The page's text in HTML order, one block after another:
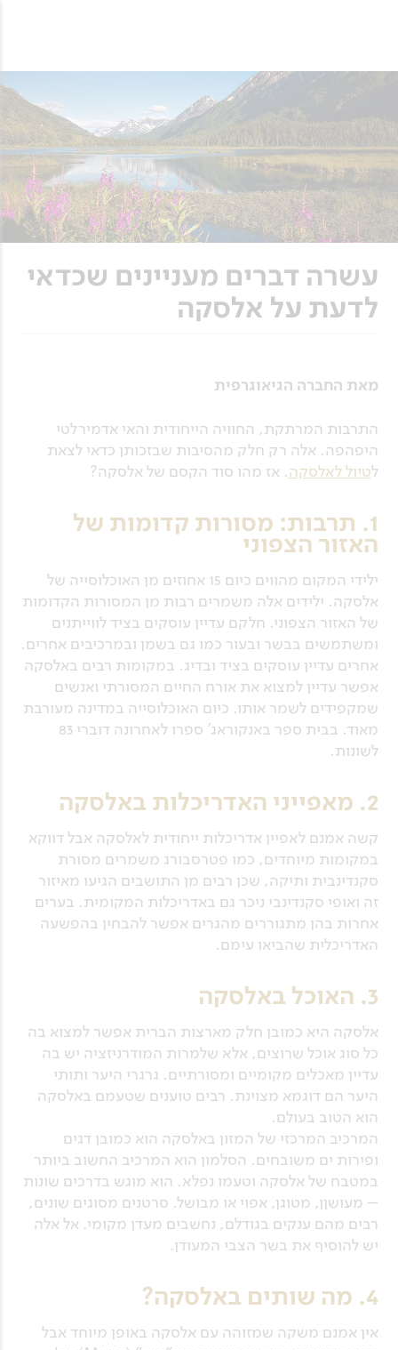
עשרה דברים מעניינים שכדאי
לדעת על אלסקה
מאת החברה הגיאוגרפית
התרבות המרתקת, החוויה הייחודית והאי אדמירלטי
היפהפה. אלה רק חלק מהסיבות שבזכותן כדאי לצאת
לטיול לאלסקה. אז מהו סוד הקסם של אלסקה?
1. תרבות: מסורות קדומות של
האזור הצפוני
ילידי המקום מהווים כיום 15 אחוזים מן האוכלוסייה של
אלסקה. ילידים אלה משמרים רבות מן המסורות הקדומות
של האזור הצפוני. חלקם עדיין עוסקים בציד לווייתנים
ומשתמשים בבשר ובעור כמו גם בשמן ובמרכיבים אחרים.
אחרים עדיין עוסקים בציד ובדיג. במקומות רבים באלסקה
אפשר עדיין למצוא את אורח החיים המסורתי ואנשים
שמקפידים לשמר אותו. כיום האוכלוסייה במדינה מעורבת
מאוד. בבית ספר באנקוראג' ספרו לאחרונה דוברי 83
לשונות.
2. מאפייני האדריכלות באלסקה
קשה אמנם לאפיין אדריכלות ייחודית לאלסקה אבל דווקא
במקומות מיוחדים, כמו פטרסבורג משמרים מסורת
סקנדינבית ותיקה, שכן רבים מן התושבים הגיעו מאיזור
זה ואופי סקנדינבי ניכר גם באדריכלות המקומית. בערים
אחרות בהן מתגוררים מהגרים אפשר להבחין בהפשעה
האדריכלית שהביאו עימם.
3. האוכל באלסקה
אלסקה היא כמובן חלק מארצות הברית אפשר למצוא בה
כל סוג אוכל שרוצים, אלא שלמרות המודרניזציה יש בה
עדיין מאכלים מקומיים ומסורתיים. גרגרי היער ותותי
היער הם דוגמא מצוינת. רבים טוענים שטעמם באלסקה
הוא הטוב בעולם.
המרכיב המרכזי של המזון באלסקה הוא כמובן דגים
ופירות ים משובחים. הסלמון הוא המרכיב החשוב ביותר
במטבח של אלסקה וטעמו נפלא. הוא מוגש בדרכים שונות
– מעושןן, מטוגן, אפוי או מבושל. סרטנים מסוגים שונים,
רבים מהם ענקים בגודלם, נחשבים מעדן מקומי. אל אלה
יש להוסיף את בשר הצבי המעודן.
4. מה שותים באלסקה?
אין אמנם משקה שמזוהה עם אלסקה באופן מיוחד אבל